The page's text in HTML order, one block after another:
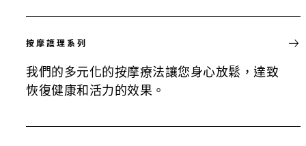
按摩護理系列
我們的多元化的按摩療法讓您身心放鬆，達致
恢復健康和活力的效果。